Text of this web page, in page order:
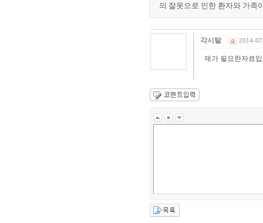
의 잘못으로 인한 환자와 가족
각시탈 2014-
제가 필요한자료